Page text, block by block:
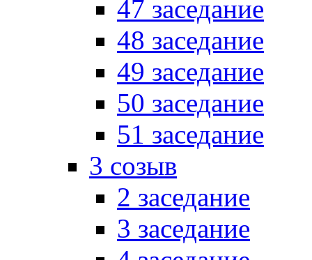
47 заседание
48 заседание
49 заседание
50 заседание
51 заседание
3 созыв
2 заседание
3 заседание